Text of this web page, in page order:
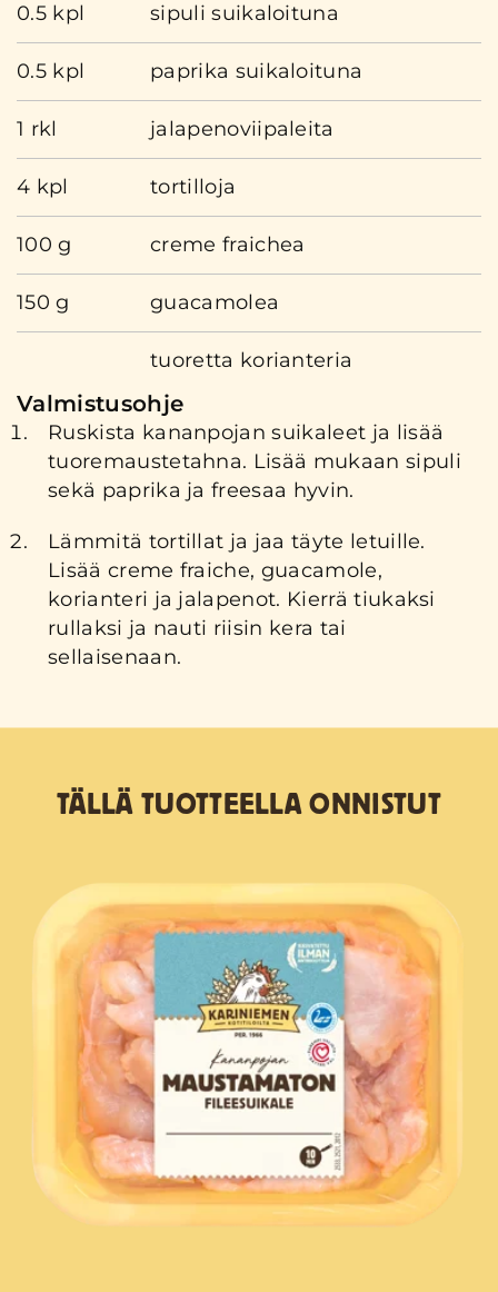
0.5 kpl sipuli suikaloituna
0.5 kpl paprika suikaloituna
1 rkl jalapenoviipaleita
4 kpl tortilloja
100 g creme fraichea
150 g guacamolea
tuoretta korianteria
Valmistusohje
Ruskista kananpojan suikaleet ja lisää
tuoremaustetahna. Lisää mukaan sipuli
sekä paprika ja freesaa hyvin.
Lämmitä tortillat ja jaa täyte letuille.
Lisää creme fraiche, guacamole,
korianteri ja jalapenot. Kierrä tiukaksi
rullaksi ja nauti riisin kera tai
sellaisenaan.
TÄLLÄ TUOTTEELLA ONNISTUT